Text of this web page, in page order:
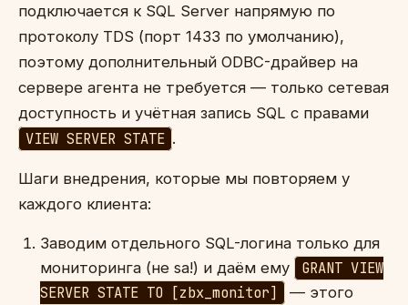
подключается к SQL Server напрямую по
протоколу TDS (порт 1433 по умолчанию),
поэтому дополнительный ODBC-драйвер на
сервере агента не требуется — только сетевая
доступность и учётная запись SQL с правами
VIEW SERVER STATE .
Шаги внедрения, которые мы повторяем у
каждого клиента:
Заводим отдельного SQL-логина только для
мониторинга (не sa!) и даём ему
GRANT VIEW
SERVER STATE TO [zbx_monitor]
— этого